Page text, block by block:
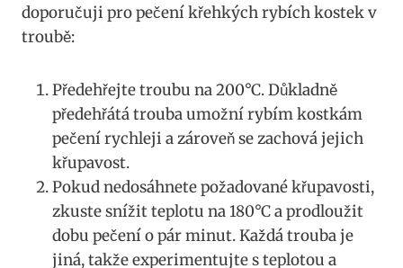
doporučuji pro pečení křehkých rybích kostek v
troubě:
Předehřejte troubu na 200°C. Důkladně
předehřátá trouba umožní rybím kostkám
pečení rychleji a zároveň se zachová jejich
křupavost.
Pokud nedosáhnete požadované křupavosti,
zkuste snížit teplotu na 180°C a prodloužit
dobu pečení o pár minut. Každá trouba je
jiná, takže experimentujte s teplotou a